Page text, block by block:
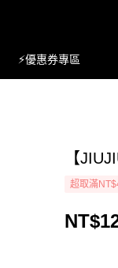
⚡優惠券專區
【
超取滿